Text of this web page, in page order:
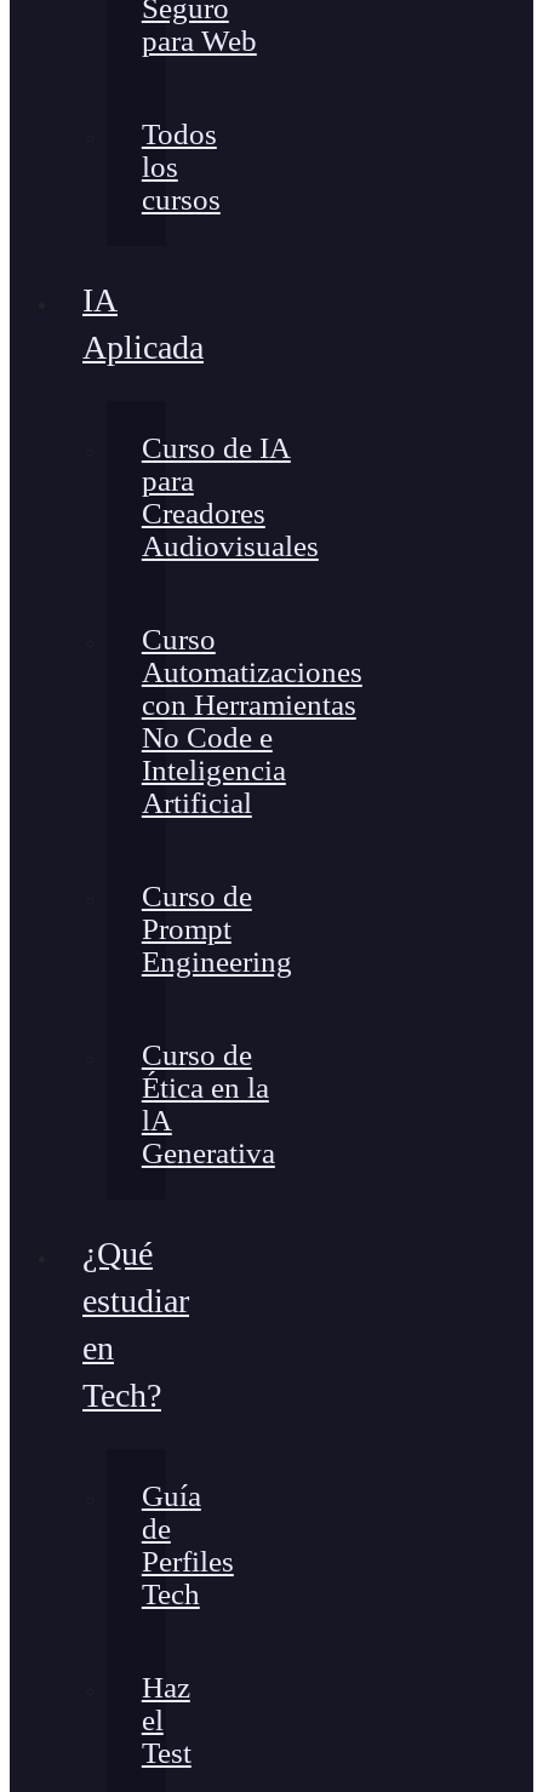
Seguro
para Web
Todos
los
cursos
IA
Aplicada
Curso de IA
para
Creadores
Audiovisuales
Curso
Automatizaciones
con Herramientas
No Code e
Inteligencia
Artificial
Curso de
Prompt
Engineering
Curso de
Ética en la
lA
Generativa
¿Qué
estudiar
en
Tech?
Guía
de
Perfiles
Tech
Haz
el
Test